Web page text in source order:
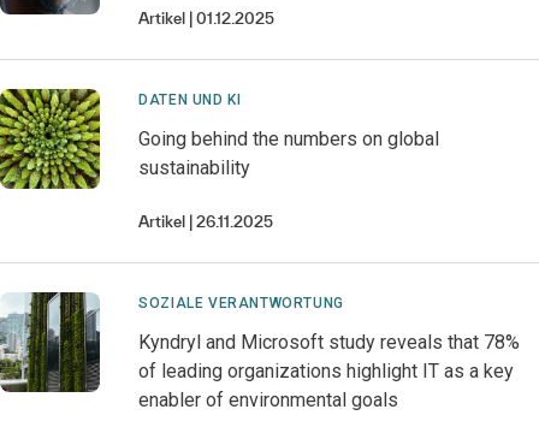
Artikel 01.12.2025
DATEN UND KI
Going behind the numbers on global
sustainability
Artikel 26.11.2025
SOZIALE VERANTWORTUNG
Kyndryl and Microsoft study reveals that 78%
of leading organizations highlight IT as a key
enabler of environmental goals